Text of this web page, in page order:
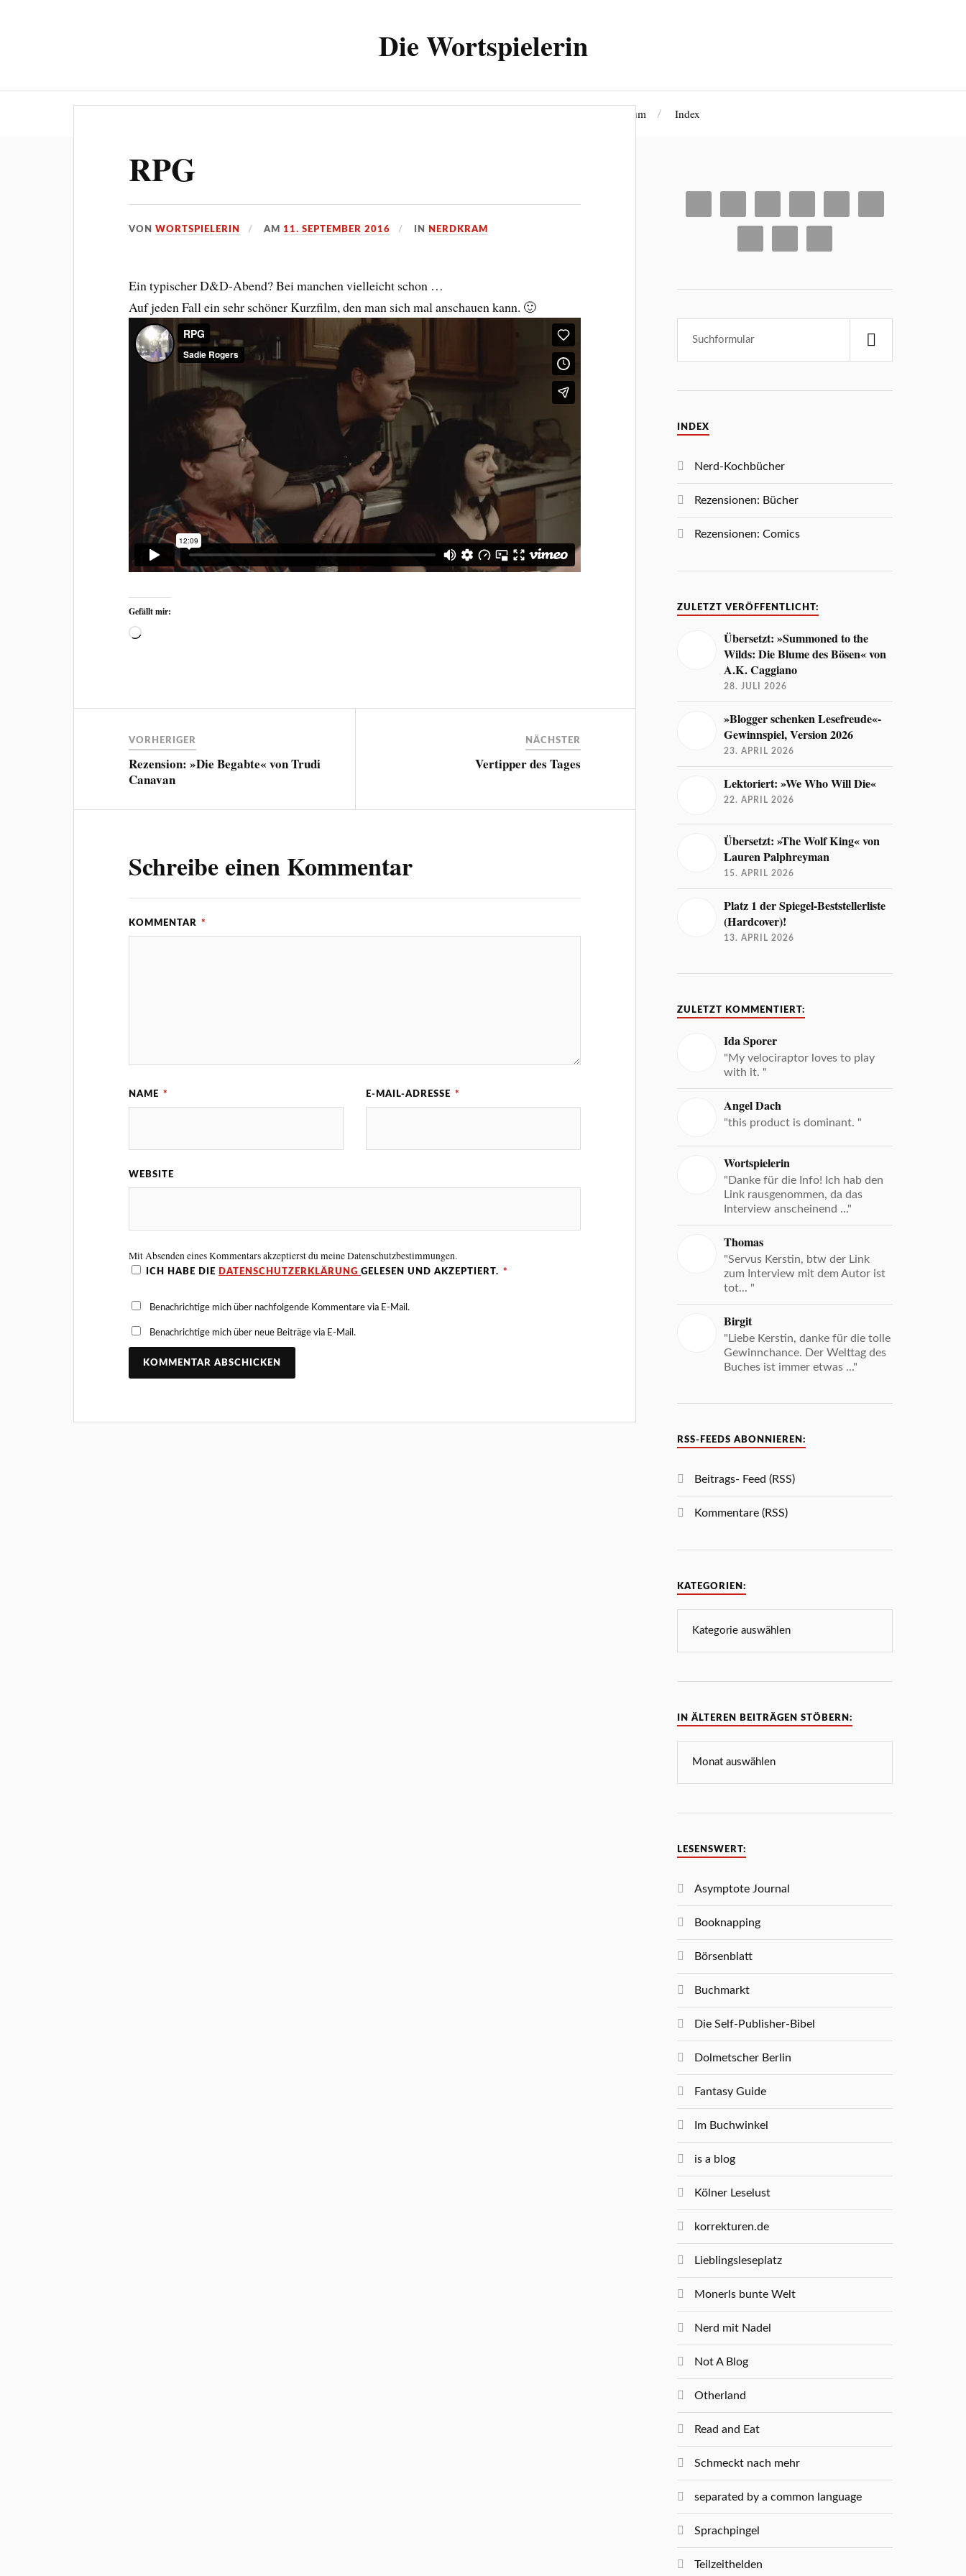
Die Wortspielerin
Impressum Index
RPG
VONWORTSPIELERIN AM11. SEPTEMBER 2016 IN NERDKRAM
Ein typischer D&D-Abend? Bei manchen vielleicht schon …
Auf jeden Fall ein sehr schöner Kurzfilm, den man sich mal anschauen kann. 🙂
Gefällt mir:
VORHERIGER
Rezension: »Die Begabte« von Trudi
Canavan
NÄCHSTER
Vertipper des Tages
Schreibe einen Kommentar
KOMMENTAR *
NAME * E-MAIL-ADRESSE *
WEBSITE
Mit Absenden eines Kommentars akzeptierst du meine Datenschutzbestimmungen.
ICH HABE DIE DATENSCHUTZERKLÄRUNGGELESEN UND AKZEPTIERT. *
Benachrichtige mich über nachfolgende Kommentare via E-Mail.
Benachrichtige mich über neue Beiträge via E-Mail.
INDEX
Nerd-Kochbücher
Rezensionen: Bücher
Rezensionen: Comics
ZULETZT VERÖFFENTLICHT:
Übersetzt: »Summoned to the
Wilds: Die Blume des Bösen« von
A.K. Caggiano
28. JULI 2026
»Blogger schenken Lesefreude«-
Gewinnspiel, Version 2026
23. APRIL 2026
Lektoriert: »We Who Will Die«
22. APRIL 2026
Übersetzt: »The Wolf King« von
Lauren Palphreyman
15. APRIL 2026
Platz 1 der Spiegel-Beststellerliste
(Hardcover)!
13. APRIL 2026
ZULETZT KOMMENTIERT:
Ida Sporer
"My velociraptor loves to play
with it. "
Angel Dach
"this product is dominant. "
Wortspielerin
"Danke für die Info! Ich hab den
Link rausgenommen, da das
Interview anscheinend ..."
Thomas
"Servus Kerstin, btw der Link
zum Interview mit dem Autor ist
tot... "
Birgit
"Liebe Kerstin, danke für die tolle
Gewinnchance. Der Welttag des
Buches ist immer etwas ..."
RSS-FEEDS ABONNIEREN:
Beitrags- Feed (RSS)
Kommentare (RSS)
KATEGORIEN:
IN ÄLTEREN BEITRÄGEN STÖBERN:
LESENSWERT:
Asymptote Journal
Booknapping
Börsenblatt
Buchmarkt
Die Self-Publisher-Bibel
Dolmetscher Berlin
Fantasy Guide
Im Buchwinkel
is a blog
Kölner Leselust
korrekturen.de
Lieblingsleseplatz
Monerls bunte Welt
Nerd mit Nadel
Not A Blog
Otherland
Read and Eat
Schmeckt nach mehr
separated by a common language
Sprachpingel
Teilzeithelden